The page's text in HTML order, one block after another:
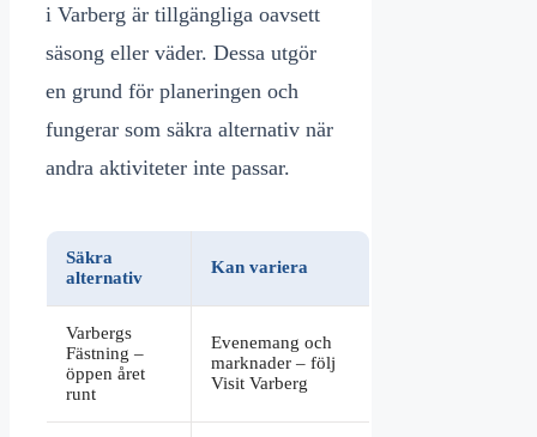
i Varberg är tillgängliga oavsett
säsong eller väder. Dessa utgör
en grund för planeringen och
fungerar som säkra alternativ när
andra aktiviteter inte passar.
Säkra
alternativ
Kan variera
Varbergs
Fästning –
öppen året
runt
Evenemang och
marknader – följ
Visit Varberg